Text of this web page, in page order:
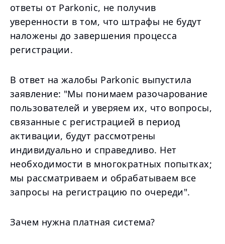
ответы от Parkonic, не получив
уверенности в том, что штрафы не будут
наложены до завершения процесса
регистрации.
В ответ на жалобы Parkonic выпустила
заявление: "Мы понимаем разочарование
пользователей и уверяем их, что вопросы,
связанные с регистрацией в период
активации, будут рассмотрены
индивидуально и справедливо. Нет
необходимости в многократных попытках;
мы рассматриваем и обрабатываем все
запросы на регистрацию по очереди".
Зачем нужна платная система?